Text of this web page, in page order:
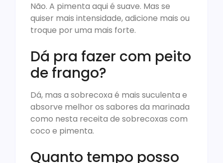
Não. A pimenta aqui é suave. Mas se
quiser mais intensidade, adicione mais ou
troque por uma mais forte.
Dá pra fazer com peito
de frango?
Dá, mas a sobrecoxa é mais suculenta e
absorve melhor os sabores da marinada
como nesta receita de sobrecoxas com
coco e pimenta.
Quanto tempo posso